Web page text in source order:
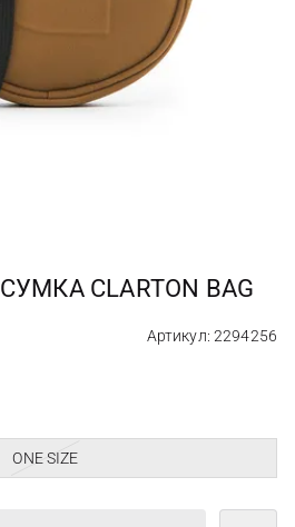
СУМКА CLARTON BAG
Артикул: 2294256
ONE SIZE